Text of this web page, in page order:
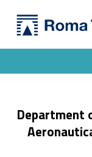
Seminario di Crittografia - Dipartimento di Ingegneria Civile, Informatica e delle
Department
Header info sidebar